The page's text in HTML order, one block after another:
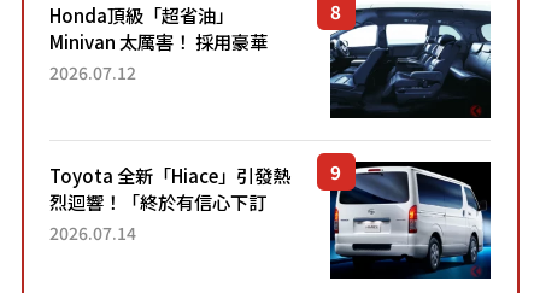
Honda頂級「超省油」
Minivan 太厲害！ 採用豪華
「真皮座椅」與專屬「黑色內
「三...
2026.07.12
Toyota 全新「Hiace」引發熱
烈迴響！「終於有信心下訂
了！」「哪個等級交車最
2026.07.14